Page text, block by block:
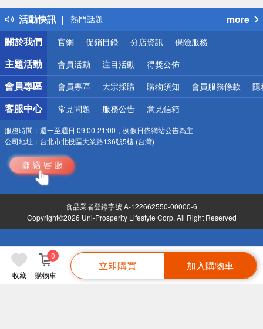
收藏 購物車
0
立即購買 加入購物車
活動快訊
得獎公告
熱門話題
銀行優惠
偏遠地區配送
詐騙網頁！請小心！
more
關於我們
官網 促銷目錄 分店資訊 保險服務
主題活動 會員活動 注目活動 得獎公佈
會員專區 會員專區 大宗採購 購物須知 會員服務條款 隱
客服中心 常見問題 服務公告 意見信箱
服務時間： 週一至週日 09:00-21:00，例假日依網站公告為主
公司地址： 台北市北投區大業路136號5樓 (台灣)
食品業者登錄字號 A-122662550-00000-6
Copyright©2026 Uni-Prosperity Lifestyle Corp. All Right Reserved